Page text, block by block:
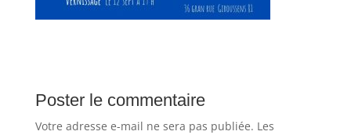
Poster le commentaire
Votre adresse e-mail ne sera pas publiée. Les